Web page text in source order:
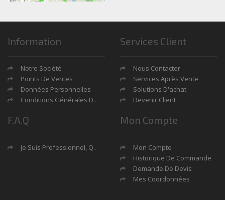
Information
Notre Société
Points De Ventes
Données Personnelles
Conditions Générales De Ventes
Services Client
Nous Contacter
Services Après Vente
Solutions D'achat
Devenir Client
F.A.Q
Je Suis Professionnel, Quels Sont Mes Avantages?
Mon Compte
Mon Compte
Historique De Commande
Demande De Devis
Mes Coordonnées